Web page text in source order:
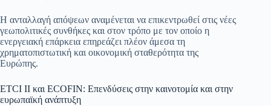
Η ανταλλαγή απόψεων αναμένεται να επικεντρωθεί στις νέες
γεωπολιτικές συνθήκες και στον τρόπο με τον οποίο η
ενεργειακή επάρκεια επηρεάζει πλέον άμεσα τη
χρηματοπιστωτική και οικονομική σταθερότητα της
Ευρώπης.
ETCI II και ECOFIN: Επενδύσεις στην καινοτομία και στην
ευρωπαϊκή ανάπτυξη